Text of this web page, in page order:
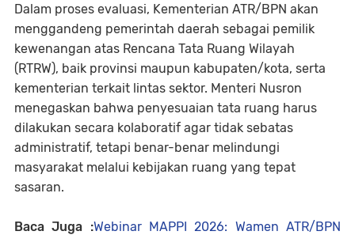
Dalam proses evaluasi, Kementerian ATR/BPN akan
menggandeng pemerintah daerah sebagai pemilik
kewenangan atas Rencana Tata Ruang Wilayah
(RTRW), baik provinsi maupun kabupaten/kota, serta
kementerian terkait lintas sektor. Menteri Nusron
menegaskan bahwa penyesuaian tata ruang harus
dilakukan secara kolaboratif agar tidak sebatas
administratif, tetapi benar-benar melindungi
masyarakat melalui kebijakan ruang yang tepat
sasaran.
Baca Juga :Webinar MAPPI 2026: Wamen ATR/BPN